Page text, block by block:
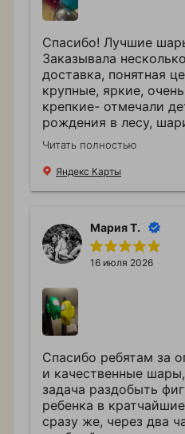
Спасибо! Лучшие
Заказывала
доставка, понятная
крупные, яркие,
крепкие- отмечали
рождения в лесу,
к дереву, шел дождь
непогоду ни один не
Читать полностью
Яндекс Карты
Мария Т.
16 июля 2026
Спасибо ребятам за
и качественные
задача раздобыть
ребенка в
сразу же, через два